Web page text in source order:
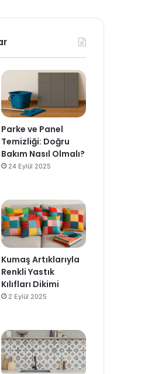
Parke ve Panel
Temizliği: Doğru
Bakım Nasıl Olmalı?
24 Eylül 2025
Kumaş Artıklarıyla
Renkli Yastık
Kılıfları Dikimi
2 Eylül 2025